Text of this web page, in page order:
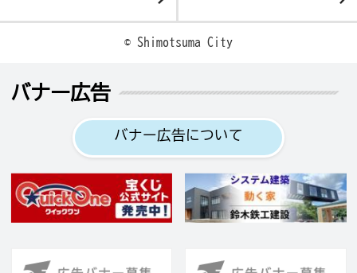
© Shimotsuma City
バナー広告
バナー広告について